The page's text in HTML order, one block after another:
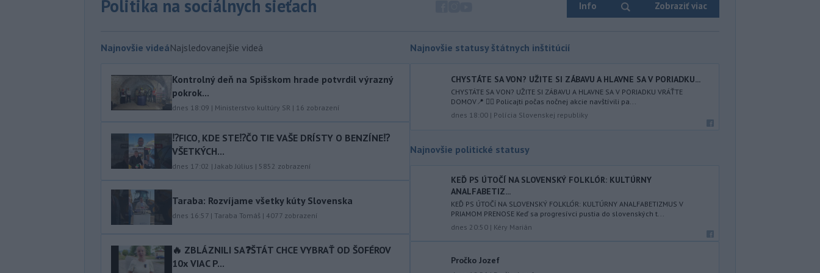
šesťmesačnej výpovednej lehoty.
vyvolali v hornatých oblastiach
Rakúska povodne a
varuje v piatokpred búrkami vo
východného Slovenska. Vydal preto
výstrahu prvého stupňa.
Ministerstvo vnútra (MV) SR
požiada Národný bezpečnostnýúrad
dodaných radarových zariadení, ktoré
sú v pilotnej prevádzke.
Politika na sociálnych sieťach Info Zobraziť viac
Najnovšie videáNajsledovanejšie videá
Kontrolný deň na Spišskom hrade potvrdil výrazný
pokrok...
dnes 18:09 | Ministerstvo kultúry SR | 16 zobrazení
⁉️FICO, KDE STE⁉️ČO TIE VAŠE DRÍSTY O BENZÍNE⁉️
VŠETKÝCH...
dnes 17:02 |Jakab Július | 5852 zobrazení
Taraba: Rozvíjame všetky kúty Slovenska
dnes 16:57 | Taraba Tomáš | 4077 zobrazení
🔥 ZBLÁZNILI SA❓️ŠTÁT CHCE VYBRAŤ OD ŠOFÉROV
10x VIAC P...
Najnovšie statusy štátnych inštitúcií
CHYSTÁTE SA VON? UŽITE SI ZÁBAVU A HLAVNE SA V PORIADKU...
CHYSTÁTE SA VON? UŽITE SI ZÁBAVU A HLAVNE SA V PORIADKU VRÁŤTE
DOMOV📍 👮‍♂️ Policajti počas nočnej akcie navštívili pa...
dnes 18:00 | Polícia Slovenskej republiky
Najnovšie politické statusy
KEĎ PS ÚTOČÍ NA SLOVENSKÝ FOLKLÓR: KULTÚRNY
ANALFABETIZ...
KEĎ PS ÚTOČÍ NA SLOVENSKÝ FOLKLÓR: KULTÚRNY ANALFABETIZMUS V
PRIAMOM PRENOSE Keď sa progresívci pustia do slovenských t...
dnes 20:50 | Kéry Marián
Pročko Jozef